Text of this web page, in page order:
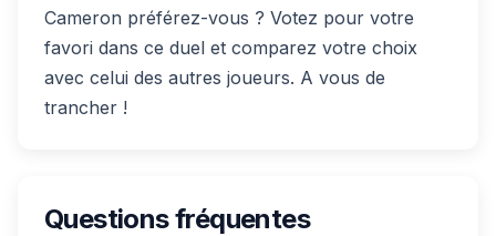
Cameron préférez-vous ? Votez pour votre
favori dans ce duel et comparez votre choix
avec celui des autres joueurs. A vous de
trancher !
Questions fréquentes